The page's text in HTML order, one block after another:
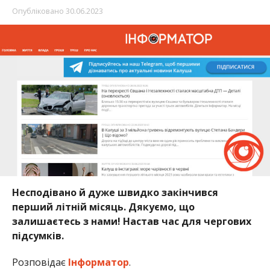
Опубліковано 30.06.2023
Несподівано й дуже швидко закінчився
перший літній місяць. Дякуємо, що
залишаєтесь з нами! Настав час для чергових
підсумків.
Розповідає Інформатор.